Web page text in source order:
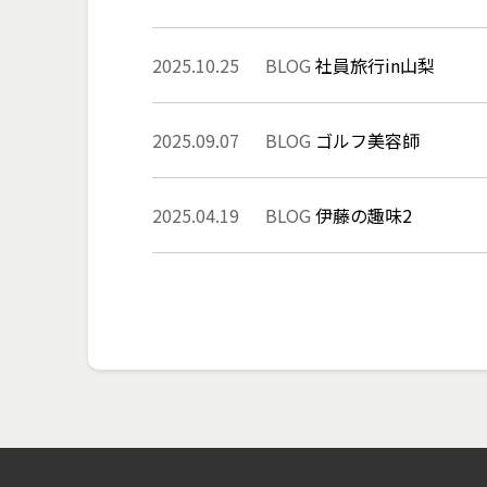
2025.10.25 BLOG 社員旅行in山梨
2025.09.07 BLOG ゴルフ美容師
2025.04.19 BLOG 伊藤の趣味2